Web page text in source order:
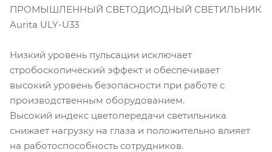
ПРОМЫШЛЕННЫЙ СВЕТОДИОДНЫЙ СВЕТИЛЬНИК
Aurita ULY-U33
Низкий уровень пульсации исключает
стробоскопический эффект и обеспечивает
высокий уровень безопасности при работе с
производственным оборудованием.
Высокий индекс цветопередачи светильника
снижает нагрузку на глаза и положительно влияет
на работоспособность сотрудников.